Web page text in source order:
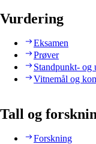
Vurdering
Eksamen
Prøver
Standpunkt- og
Vitnemål og
Tall og
Forskning